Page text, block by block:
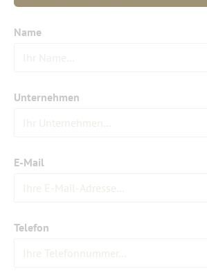
Name
Unternehmen
E-Mail
Telefon